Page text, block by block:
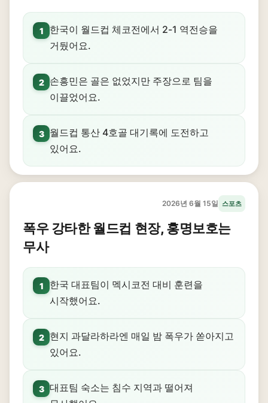
1
한국이 월드컵 체코전에서 2-1 역전승을
거뒀어요.
2
손흥민은 골은 없었지만 주장으로 팀을
이끌었어요.
3
월드컵 통산 4호골 대기록에 도전하고
있어요.
2026년 6월 15일 스포츠
폭우 강타한 월드컵 현장, 홍명보호는
무사
1
한국 대표팀이 멕시코전 대비 훈련을
시작했어요.
2
현지 과달라하라엔 매일 밤 폭우가 쏟아지고
있어요.
3 대표팀 숙소는 침수 지역과 떨어져